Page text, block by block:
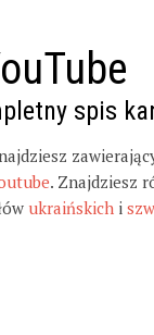
spis
. Znajdziesz
ukraińskich i